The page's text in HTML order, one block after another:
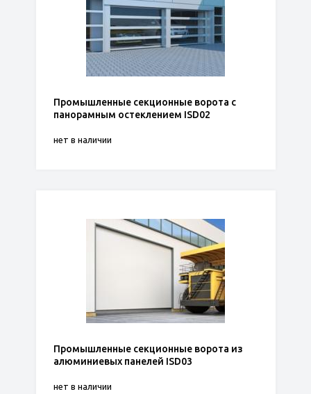
Промышленные секционные ворота с
панорамным остеклением ISD02
нет в наличии
Промышленные секционные ворота из
алюминиевых панелей ISD03
нет в наличии